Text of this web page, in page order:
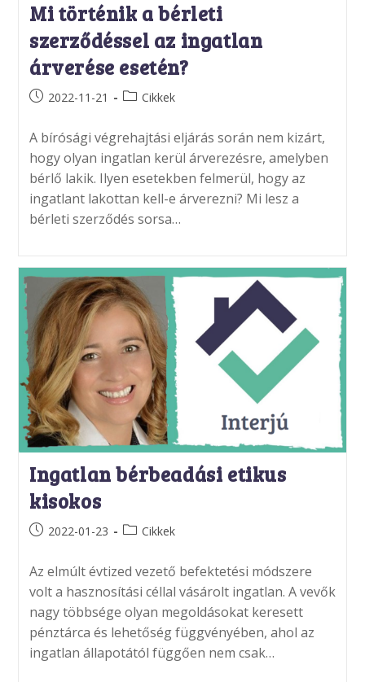
Mi történik a bérleti
szerződéssel az ingatlan
árverése esetén?
Post2022-11-21
PostCikkek
A bírósági végrehajtási eljárás során nem kizárt,
hogy olyan ingatlan kerül árverezésre, amelyben
bérlő lakik. Ilyen esetekben felmerül, hogy az
ingatlant lakottan kell-e árverezni? Mi lesz a
bérleti szerződés sorsa…
Ingatlan bérbeadási etikus
kisokos
Post2022-01-23
PostCikkek
Az elmúlt évtized vezető befektetési módszere
volt a hasznosítási céllal vásárolt ingatlan. A vevők
nagy többsége olyan megoldásokat keresett
pénztárca és lehetőség függvényében, ahol az
ingatlan állapotától függően nem csak…